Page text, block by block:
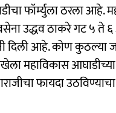
फॉर्म्युला ठरला आहे.
उद्धव ठाकरे गट ५ ते ६
दिली आहे. कोण कुठल्या
महाविकास
फायदा